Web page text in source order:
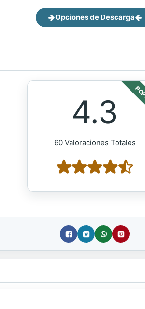
Opciones de Descarga
4.3
60 Valoraciones Totales